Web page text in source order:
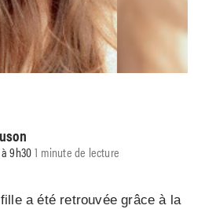
9h301 minute de lecture
a été retrouvée grâce à la